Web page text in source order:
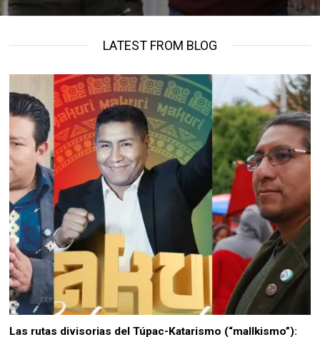
LATEST FROM BLOG
Las rutas divisorias del Túpac-Katarismo (“mallkismo”):